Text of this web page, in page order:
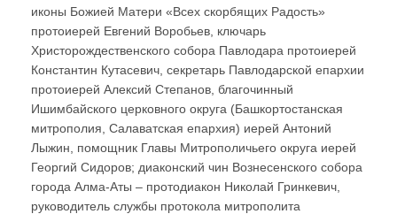
иконы Божией Матери «Всех скорбящих Радость»
протоиерей Евгений Воробьев, ключарь
Христорождественского собора Павлодара протоиерей
Константин Кутасевич, секретарь Павлодарской епархии
протоиерей Алексий Степанов, благочинный
Ишимбайского церковного округа (Башкортостанская
митрополия, Салаватская епархия) иерей Антоний
Лыжин, помощник Главы Митрополичьего округа иерей
Георгий Сидоров; диаконский чин Вознесенского собора
города Алма-Аты – протодиакон Николай Гринкевич,
руководитель службы протокола митрополита